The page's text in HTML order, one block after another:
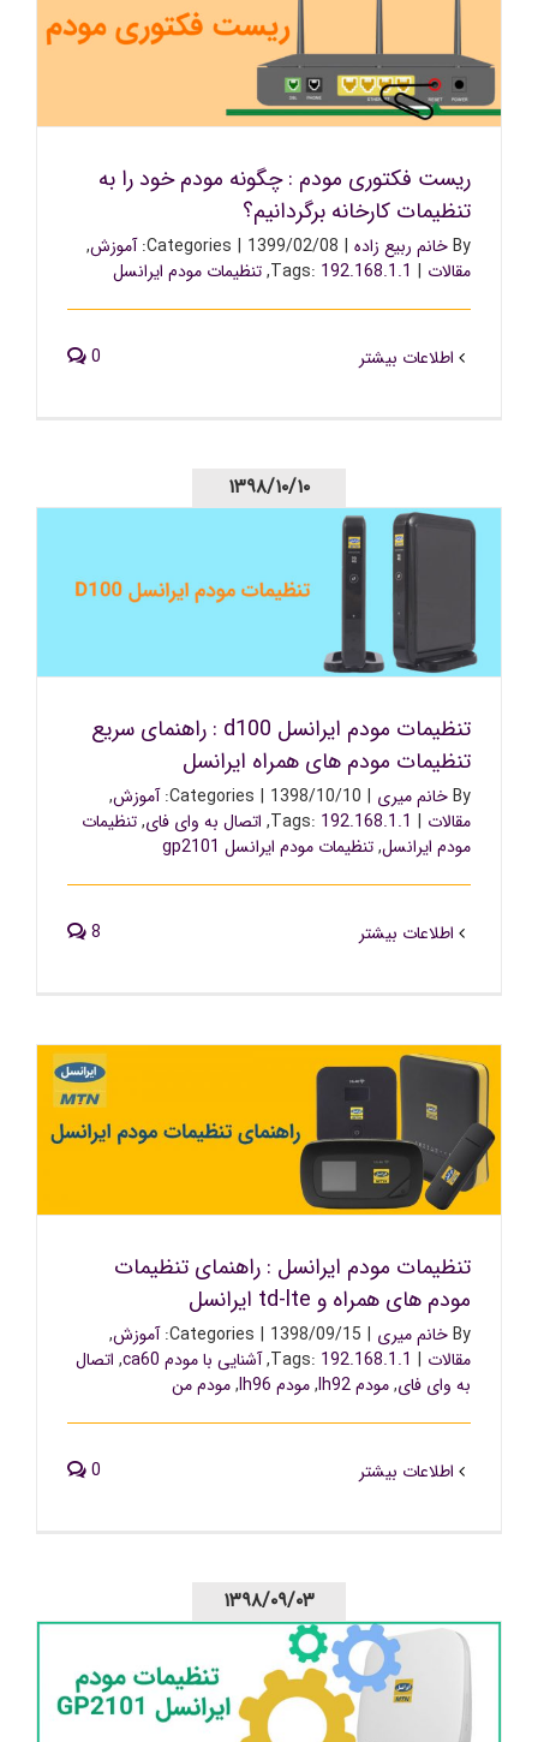
ریست فکتوری مودم : چگونه مودم خود را به تنظیمات کارخانه
برگردانیم؟
ریست فکتوری مودم : چگونه مودم خود را به
تنظیمات کارخانه برگردانیم؟
Byخانم ربیع زاده |
1399/02/08
|
Categories: آموزش,
مقالات |
Tags: 192.168.1.1
,تنظیمات مودم ایرانسل
اطلاعات بیشتر 0
۱۳۹۸/۱۰/۱۰
تنظیمات مودم ایرانسل d100 : راهنمای سریع تنظیمات مودم
تنظیمات مودم ایرانسل d100 : راهنمای سریع
تنظیمات مودم های همراه ایرانسل
Byخانم میری |
1398/10/10
|
Categories: آموزش,
مقالات |
Tags: 192.168.1.1
, اتصال به وای فای,تنظیمات
مودم ایرانسل,تنظیمات مودم ایرانسل gp2101
اطلاعات بیشتر 8
تنظیمات مودم ایرانسل : راهنمای تنظیمات مودم های همراه و
td-lte ایرانسل
تنظیمات مودم ایرانسل : راهنمای تنظیمات
مودم های همراه و td-lte ایرانسل
Byخانم میری |
1398/09/15
|
Categories: آموزش,
مقالات |
Tags: 192.168.1.1
,آشنایی با مودم ca60 , اتصال
به وای فای,مودم lh92 ,مودم lh96 ,مودم من
اطلاعات بیشتر 0
۱۳۹۸/۰۹/۰۳
تنظیمات مودم ایرانسل gp-2101: راهنمای نصب سریع مودم